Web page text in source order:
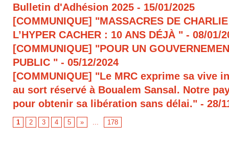
Bulletin d'Adhésion 2025 - 15/01/2025
[COMMUNIQUE] "MASSACRES DE
L’HYPER CACHER : 10 ANS DÉJÀ " - 08/01/
[COMMUNIQUE] "POUR UN
PUBLIC " - 05/12/2024
[COMMUNIQUE] "Le MRC exprime sa vive
au sort réservé à Boualem Sansal. Notre
pour obtenir sa libération sans délai." - 28/
1 2 3 4 5 » ... 178